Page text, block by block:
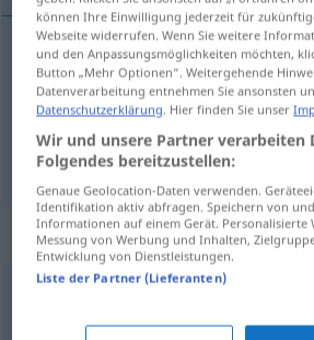
Beispiele
sich aufbrezelnsich schick machen SL
gettarted up
Synonyme für
können Ihre Einwilligung jederzeit für
Webseite widerrufen. Wenn Sie weitere
und den Anpassungsmöglichkeiten möchten,
Button „Mehr Optionen“. Weitergehende
Datenverarbeitung entnehmen Sie ansonsten
Datenschutzerklärung. Hier finden Sie unser
Wir und unsere Partner verarbeiten
Folgendes bereitzustellen:
Genaue Geolocation-Daten verwenden.
Identifikation aktiv abfragen. Speichern von
Informationen auf einem Gerät. Personalisierte
Messung von Werbung und Inhalten,
Entwicklung von Dienstleistungen.
Liste der Partner (Lieferanten)